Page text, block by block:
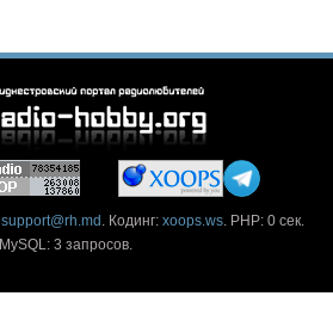
support@rh.md . Кодинг: xoops.ws. PHP: 0 сек.
MySQL: 3 запросов.